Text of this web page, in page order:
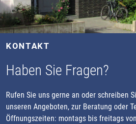
KONTAKT
Haben Sie Fragen?
Rufen Sie uns gerne an oder schreiben
unseren Angeboten, zur Beratung oder
Öffnungszeiten: montags bis freitags